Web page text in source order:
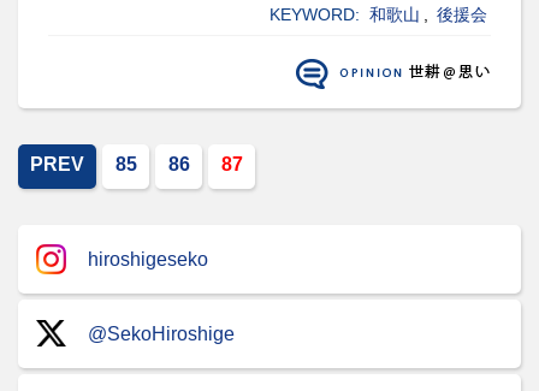
KEYWORD: 和歌山 後援会
PREV 85 86 87
hiroshigeseko
@SekoHiroshige